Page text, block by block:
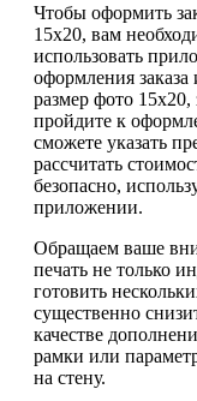
Чтобы оформить
15х20, вам
использовать
оформления
размер фото 15х20,
пройдите к
сможете указать
рассчитать
безопасно,
приложении.
Обращаем ваше
печать не только
готовить
существенно
качестве
рамки или
на стену.